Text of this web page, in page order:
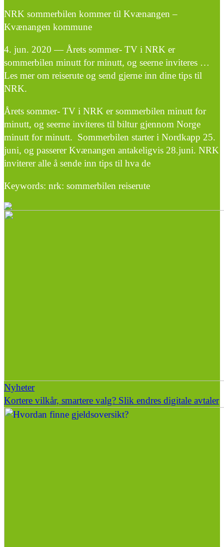
NRK sommerbilen kommer til Kvænangen –
Kvænangen kommune
4. jun. 2020 — Årets sommer- TV i NRK er
sommerbilen minutt for minutt, og seerne inviteres …
Les mer om reiserute og send gjerne inn dine tips til
NRK.
Årets sommer- TV i NRK er sommerbilen minutt for
minutt, og seerne inviteres til biltur gjennom Norge
minutt for minutt. Sommerbilen starter i Nordkapp 25.
juni, og passerer Kvænangen antakeligvis 28.juni. NRK
inviterer alle å sende inn tips til hva de
Keywords: nrk: sommerbilen reiserute
Nyheter
Kortere vilkår, smartere valg? Slik endres digitale avtaler